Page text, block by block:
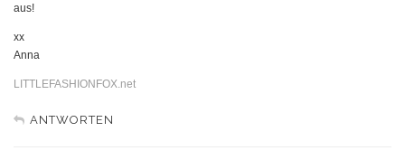
aus!
xx
Anna
LITTLEFASHIONFOX.net
ANTWORTEN